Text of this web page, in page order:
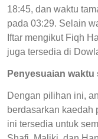
18:45, dan waktu
pada 03:29. Selain
Iftar mengikut Fiqh
juga tersedia di
Penyesuaian waktu
Dengan pilihan ini,
berdasarkan kaedah
ini tersedia untuk